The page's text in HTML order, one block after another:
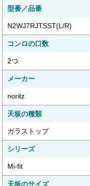
型番／品番
N2WJ7RJTSST(L/R)
コンロの口数
2つ
メーカー
noritz
天板の種類
ガラストップ
シリーズ
Mi-fit
天板のサイズ